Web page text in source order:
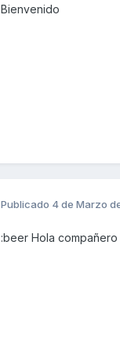
Bienvenido
Publicado 4 de Marzo
:beer Hola